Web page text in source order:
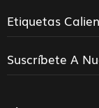
Etiquetas
Suscríbete A